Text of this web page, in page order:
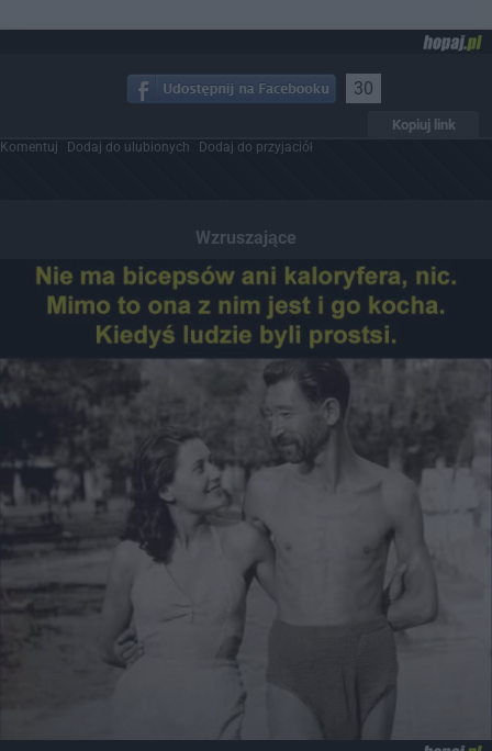
30
Kopiuj link
Komentuj Dodaj do ulubionych Dodaj do przyjaciół
Wzruszające